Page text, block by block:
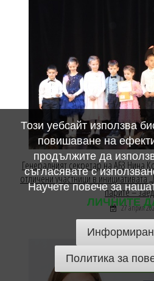
Генералният секретар на АБЗ Нина
отличени участници в
парите –
27 април
Този уебсайт използва
повишаване на
продължите да
съгласявате с
Научете повече за
ЛИЧНИТЕ
Политика за